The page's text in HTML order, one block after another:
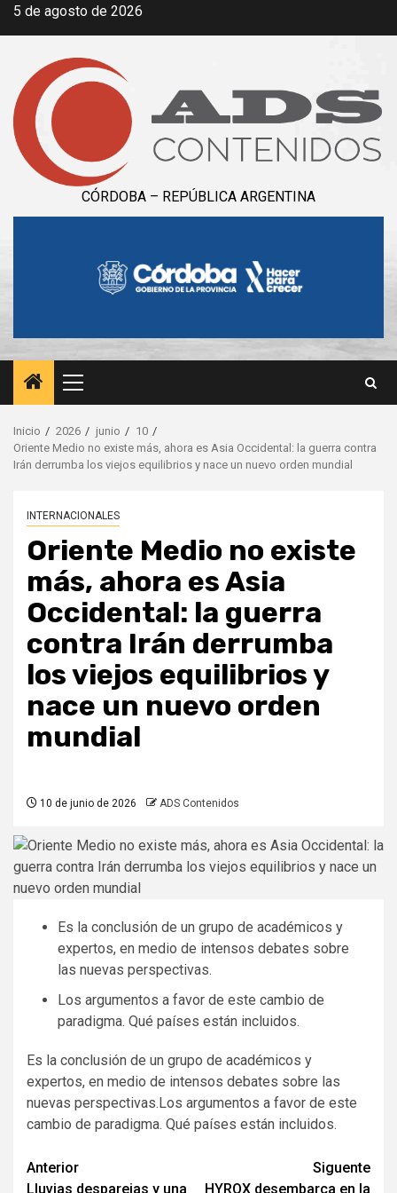
Saltar
5 de agosto de 2026
CÓRDOBA – REPÚBLICA ARGENTINA
Menú
principal
Inicio 2026 junio
10
Oriente Medio no existe más, ahora es Asia Occidental: la guerra contra
Irán derrumba los viejos equilibrios y nace un nuevo orden mundial
INTERNACIONALES
Oriente Medio no existe
más, ahora es Asia
Occidental: la guerra
contra Irán derrumba
los viejos equilibrios y
nace un nuevo orden
mundial
10 de junio de 2026 ADS Contenidos
Es la conclusión de un grupo de académicos y
expertos, en medio de intensos debates sobre
las nuevas perspectivas.
Los argumentos a favor de este cambio de
paradigma. Qué países están incluidos.
Es la conclusión de un grupo de académicos y
expertos, en medio de intensos debates sobre las
nuevas perspectivas.Los argumentos a favor de este
cambio de paradigma. Qué países están incluidos.
Navegación
Anterior
Lluvias desparejas y una
Siguente
HYROX desembarca en la